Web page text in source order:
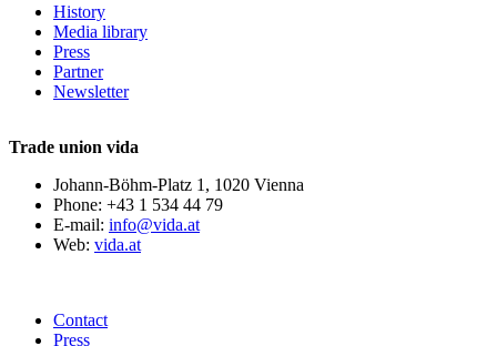
History
Media library
Press
Partner
Newsletter
Trade union vida
Johann-Böhm-Platz 1, 1020 Vienna
Phone: +43 1 534 44 79
E-mail: info@vida.at
Web: vida.at
Contact
Press